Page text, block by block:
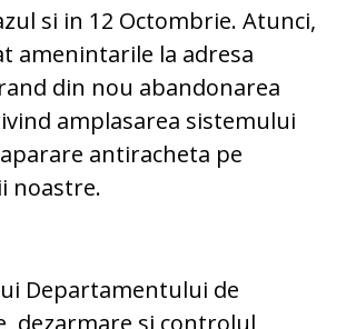
si in 12 Octombrie. Atunci,
amenintarile la adresa
din nou abandonarea
amplasarea sistemului
antiracheta pe
noastre.
Departamentului de